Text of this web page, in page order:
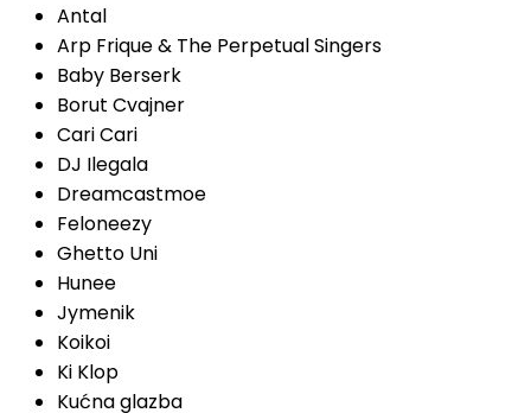
Antal
Arp Frique & The Perpetual Singers
Baby Berserk
Borut Cvajner
Cari Cari
DJ Ilegala
Dreamcastmoe
Feloneezy
Ghetto Uni
Hunee
Jymenik
Koikoi
Ki Klop
Kućna glazba